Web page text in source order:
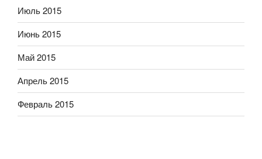
Июль 2015
Июнь 2015
Май 2015
Апрель 2015
Февраль 2015